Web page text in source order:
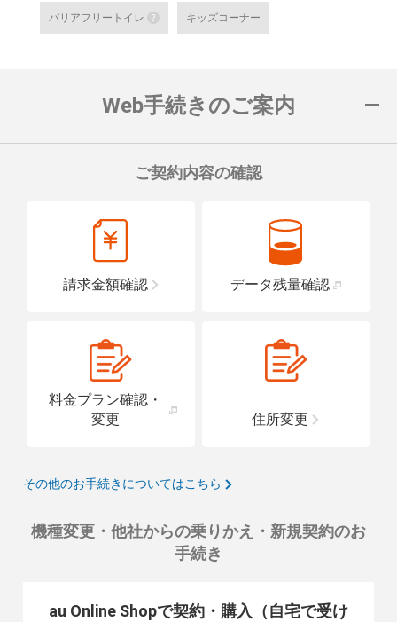
対応可能なお手続きなど詳細は
障がい者用の駐車スペースをご用意して
バリアフリートイレ
置している店舗です。
詳細はこちら
キッズコーナー
Web手続きのご案内
ご契約内容の確認
請求金額確認 データ残量確認
料金プラン確認・
変更
住所変更
その他のお手続きについてはこちら
機種変更・他社からの乗りかえ・新規契約のお
手続き
au Online Shopで契約・購入（自宅で受け